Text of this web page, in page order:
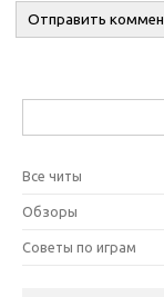
Все читы
Обзоры
Советы по играм